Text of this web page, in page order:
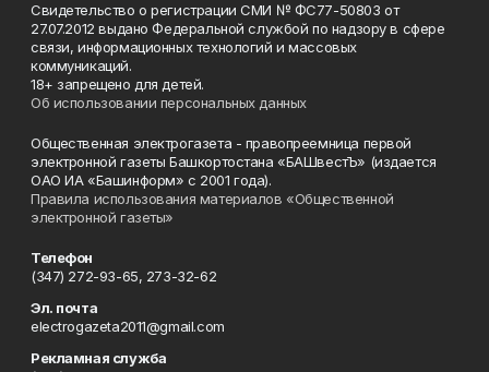
Свидетельство о регистрации СМИ № ФС77-50803 от
27.07.2012 выдано Федеральной службой по надзору в сфере
связи, информационных технологий и массовых
коммуникаций.
18+ запрещено для детей.
Об использовании персональных данных
Общественная электрогазета - правопреемница первой
электронной газеты Башкортостана «БАШвестЪ» (издается
ОАО ИА «Башинформ» с 2001 года).
Правила использования материалов «Общественной
электронной газеты»
Телефон
(347) 272-93-65, 273-32-62
Эл. почта
electrogazeta2011@gmail.com
Рекламная служба